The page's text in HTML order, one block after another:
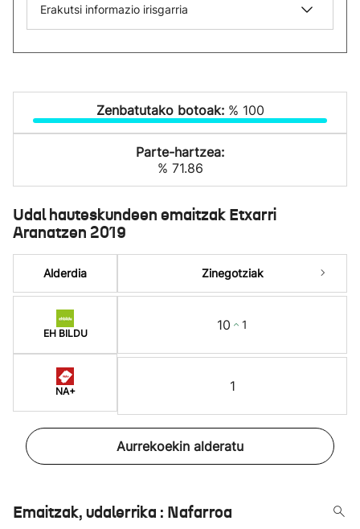
Erakutsi informazio irisgarria
Zenbatutako botoak: % 100
Parte-hartzea:
% 71.86
Udal hauteskundeen emaitzak Etxarri
Aranatzen 2019
Alderdia
EH BILDU
NA+
Zinegotziak
10 1
1
Aurrekoekin alderatu
Emaitzak, udalerrika : Nafarroa